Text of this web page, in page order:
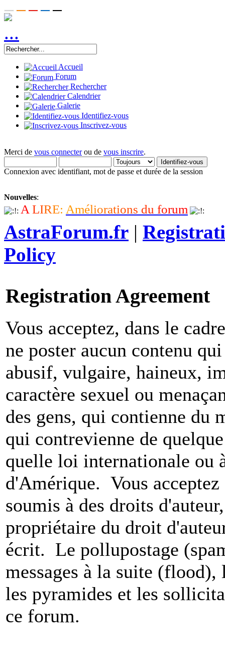
Accueil
Forum
Rechercher
Calendrier
Galerie
Identifiez-vous
Inscrivez-vous
Merci de vous connecterou de vous inscrire.
Connexion avec identifiant, mot de passe et durée de la session
Nouvelles:
A LIRE: Améliorations du forum
AstraForum.fr |
Policy
Registration Agreement
Vous acceptez, dans le
ne poster aucun contenu
abusif, vulgaire, haineux,
caractère sexuel ou
des gens, qui contienne du
qui contrevienne de
quelle loi internationale ou
d'Amérique. Vous
soumis à des droits
propriétaire du droit
écrit. Le pollupostage
messages à la suite
les pyramides et les
ce forum.